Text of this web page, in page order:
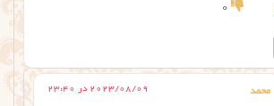
0
محمد 2023/08/09 در 23:40